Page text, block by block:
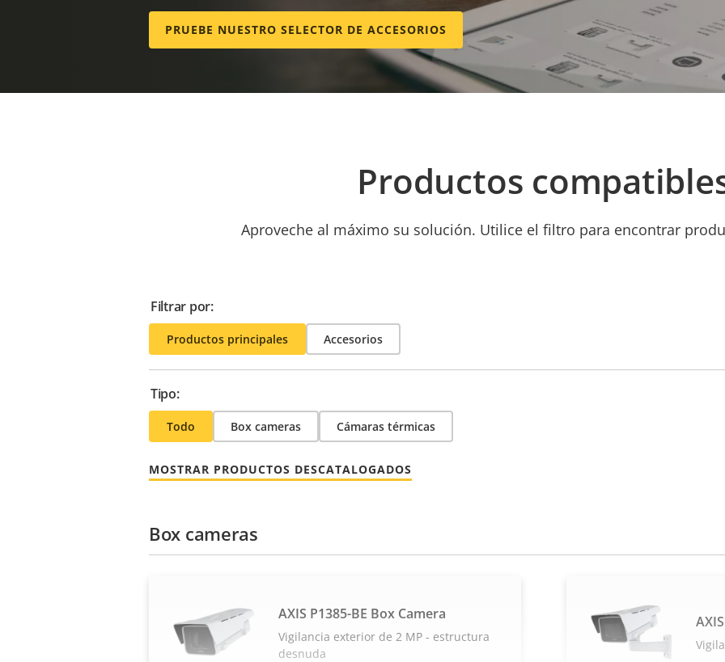
PRUEBE NUESTRO SELECTOR DE ACCESORIOS
Productos
Aproveche al máximo su solución. Utilice el filtro para encontrar
Filtrar por:
Productos principales Accesorios
Tipo:
Todo Box cameras Cámaras térmicas
MOSTRAR PRODUCTOS DESCATALOGADOS
Box cameras
AXIS P1385-BE Box Camera
Vigilancia exterior de 2 MP - estructura
desnuda